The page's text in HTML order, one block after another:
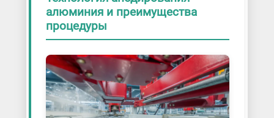
алюминия и преимущества
процедуры